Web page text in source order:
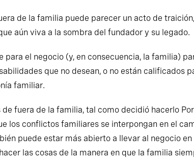
de la familia puede parecer un acto de
aún viva a la sombra del fundador y su legado.
el negocio (y, en consecuencia, la familia)
que no desean, o no están calificados
familiar.
fuera de la familia, tal como decidió hacerlo
los conflictos familiares se interpongan en el
puede estar más abierto a llevar al negocio en
las cosas de la manera en que la familia